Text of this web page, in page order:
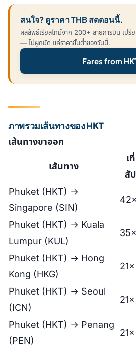
สนใจ? ดูราคา THB สดตอนนี้.
ผลลัพธ์เรียลไทม์จาก 200+ สายการบิน เปรี
— ไม่ผูกมัด แค่ราคาขั้นต่ำของวันนี้.
Fares from
ภาพรวมเส้นทางของ HKT
เส้นทางขาออก
เส้นทาง
เ
สั
Phuket (HKT) →
Singapore (SIN)
42×
Phuket (HKT) → Kuala
Lumpur (KUL)
35×
Phuket (HKT) → Hong
Kong (HKG)
21×
Phuket (HKT) → Seoul
(ICN)
21×
Phuket (HKT) → Penang
(PEN)
21×